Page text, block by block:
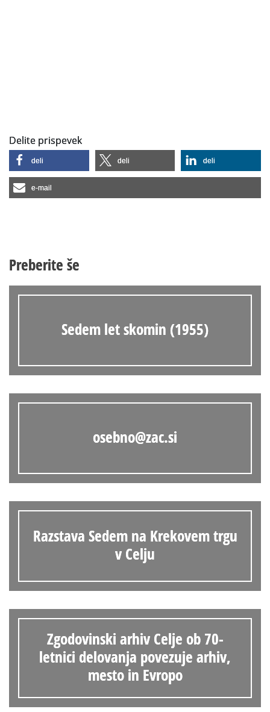
Delite prispevek
deli deli deli
e-mail
Preberite še
Sedem let skomin (1955)
osebno@zac.si
Razstava Sedem na Krekovem trgu
v Celju
Zgodovinski arhiv Celje ob 70-
letnici delovanja povezuje arhiv,
mesto in Evropo